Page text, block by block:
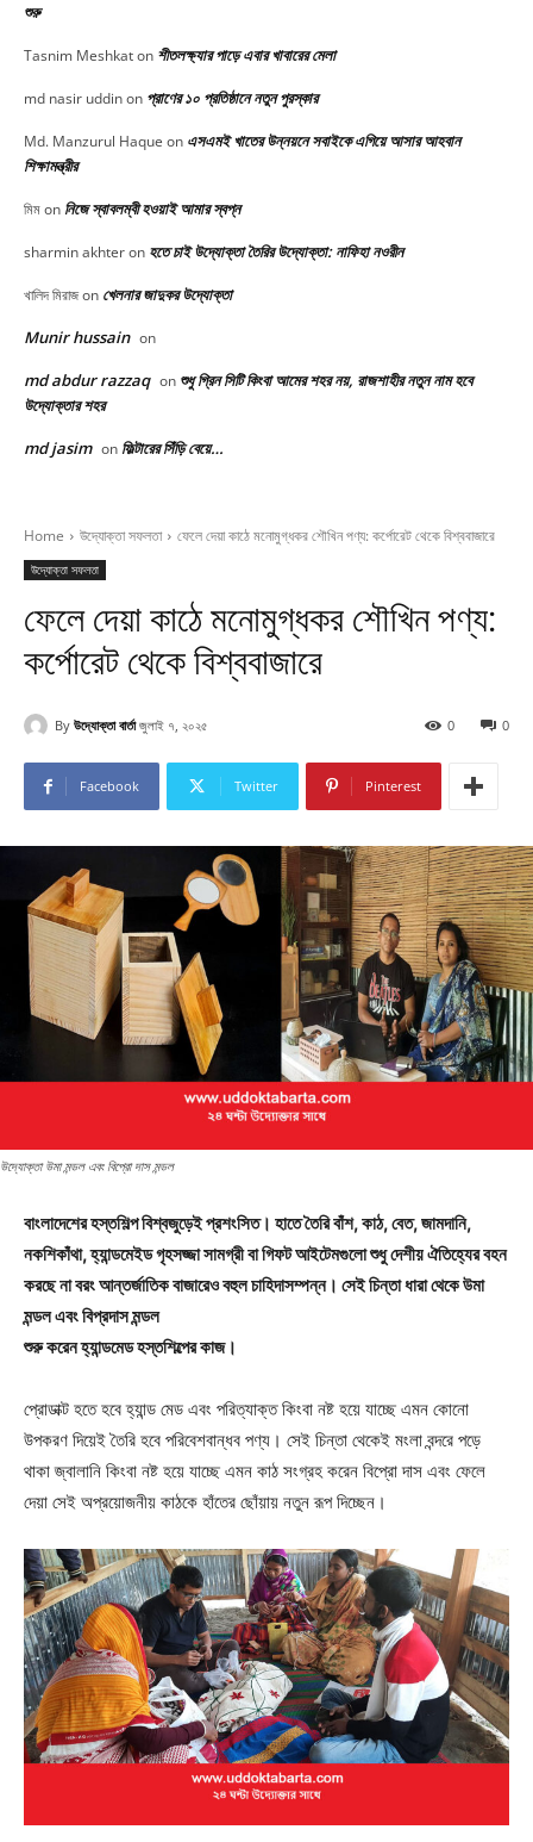
শুরু
Tasnim Meshkaton শীতলক্ষ্যার পাড়ে এবার খাবারের মেলা
md nasir uddinon প্রাণের ১০ প্রতিষ্ঠানে নতুন পুরস্কার
Md. Manzurul Haque on এসএমই খাতের উন্নয়নে সবাইকে এগিয়ে আসার আহবান
শিক্ষামন্ত্রীর
মিমon নিজে স্বাবলম্বী হওয়াই আমার স্বপ্ন
sharmin akhteron হতে চাই উদ্যোক্তা তৈরির উদ্যোক্তা: নাফিহা নওরীন
খালিদ মিরাজon খেলনার জাদুকর উদ্যোক্তা
Munir hussain on
md abdur razzaq on শুধু গ্রিন সিটি কিংবা আমের শহর নয়, রাজশাহীর নতুন নাম হবে
উদ্যোক্তার শহর
md jasim on ফিল্টারের সিঁড়ি বেয়ে…